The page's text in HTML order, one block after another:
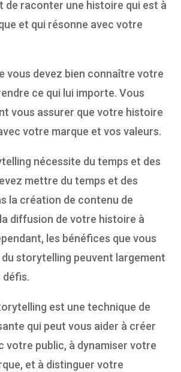
de raconter une histoire qui est à
et qui résonne avec votre
vous devez bien connaître votre
ce qui lui importe. Vous
vous assurer que votre histoire
votre marque et vos valeurs.
nécessite du temps et des
mettre du temps et des
la création de contenu de
diffusion de votre histoire à
les bénéfices que vous
storytelling peuvent largement
défis.
est une technique de
qui peut vous aider à créer
votre public, à dynamiser votre
et à distinguer votre